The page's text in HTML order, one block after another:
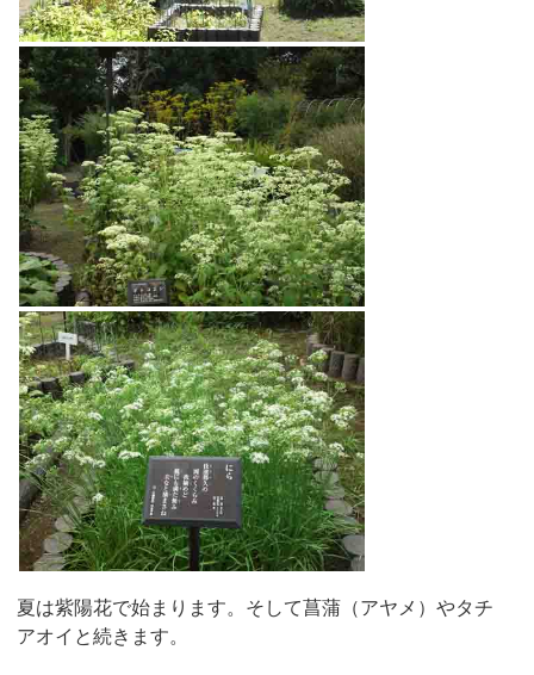
夏は紫陽花で始まります。そして菖蒲（アヤメ）やタチ
アオイと続きます。